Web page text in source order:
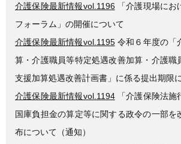
介護保険最新情報vol.1196 「介護現場にお
フォーラム」の開催について
介護保険最新情報vol.1195令和６年度の「
算・介護職員等特定処遇改善加算・介護職
支援加算処遇改善計画書」に係る提出期限
介護保険最新情報vol.1194「介護保険法施
国庫負担金の算定等に関する政令の一部を
布について（通知）